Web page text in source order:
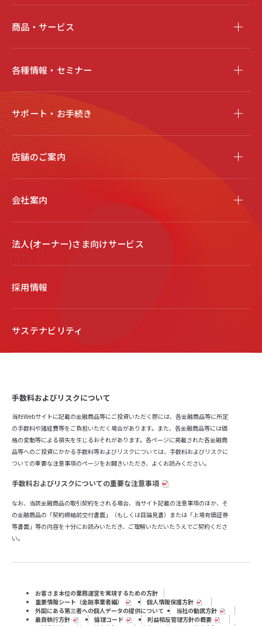
商品・サービス
各種情報・セミナー
サポート・お手続き
店舗のご案内
会社案内
法人(オーナー)さま向けサービス
採用情報
サステナビリティ
手数料およびリスクについて
当社Webサイトに記載の金融商品等にご投資いただく際には、各金融商品等に所定
の手数料や諸経費等をご負担いただく場合があります。また、各金融商品等には価
格の変動等による損失を生じるおそれがあります。各ページに掲載された各金融商
品等へのご投資にかかる手数料等およびリスクについては、手数料およびリスクに
ついての重要な注意事項のページをお開きいただき、よくお読みください。
手数料およびリスクについての重要な注意事項
なお、当該金融商品の取引契約をされる場合、当サイト記載の注意事項のほか、そ
の金融商品の「契約締結前交付書面」（もしくは目論見書）または「上場有価証券
等書面」等の内容を十分にお読みいただき、ご理解いただいたうえでご契約くださ
い。
お客さま本位の業務運営を実現するための方針
重要情報シート（⾦融事業者編）
個人情報保護方針
外国にある第三者への個人データの提供について
当社の勧誘方針
最良執行方針
倫理コード
利益相反管理方針の概要